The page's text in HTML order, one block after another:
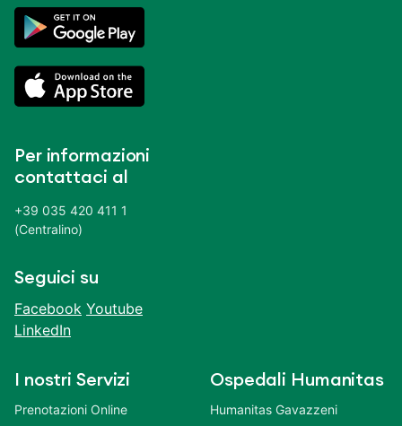
Per informazioni
contattaci al
+39 035 420 411 1
(Centralino)
Seguici su
Facebook Youtube
LinkedIn
I nostri Servizi
Prenotazioni Online
Ospedali Humanitas
Humanitas Gavazzeni